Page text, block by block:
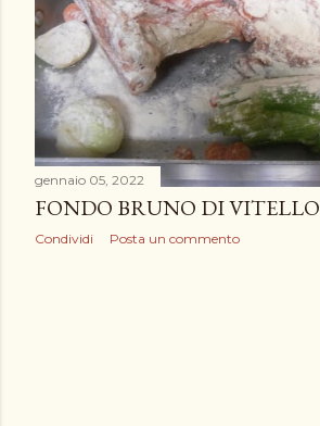
gennaio 05, 2022
FONDO BRUNO DI VITELLO
Condividi Posta un commento